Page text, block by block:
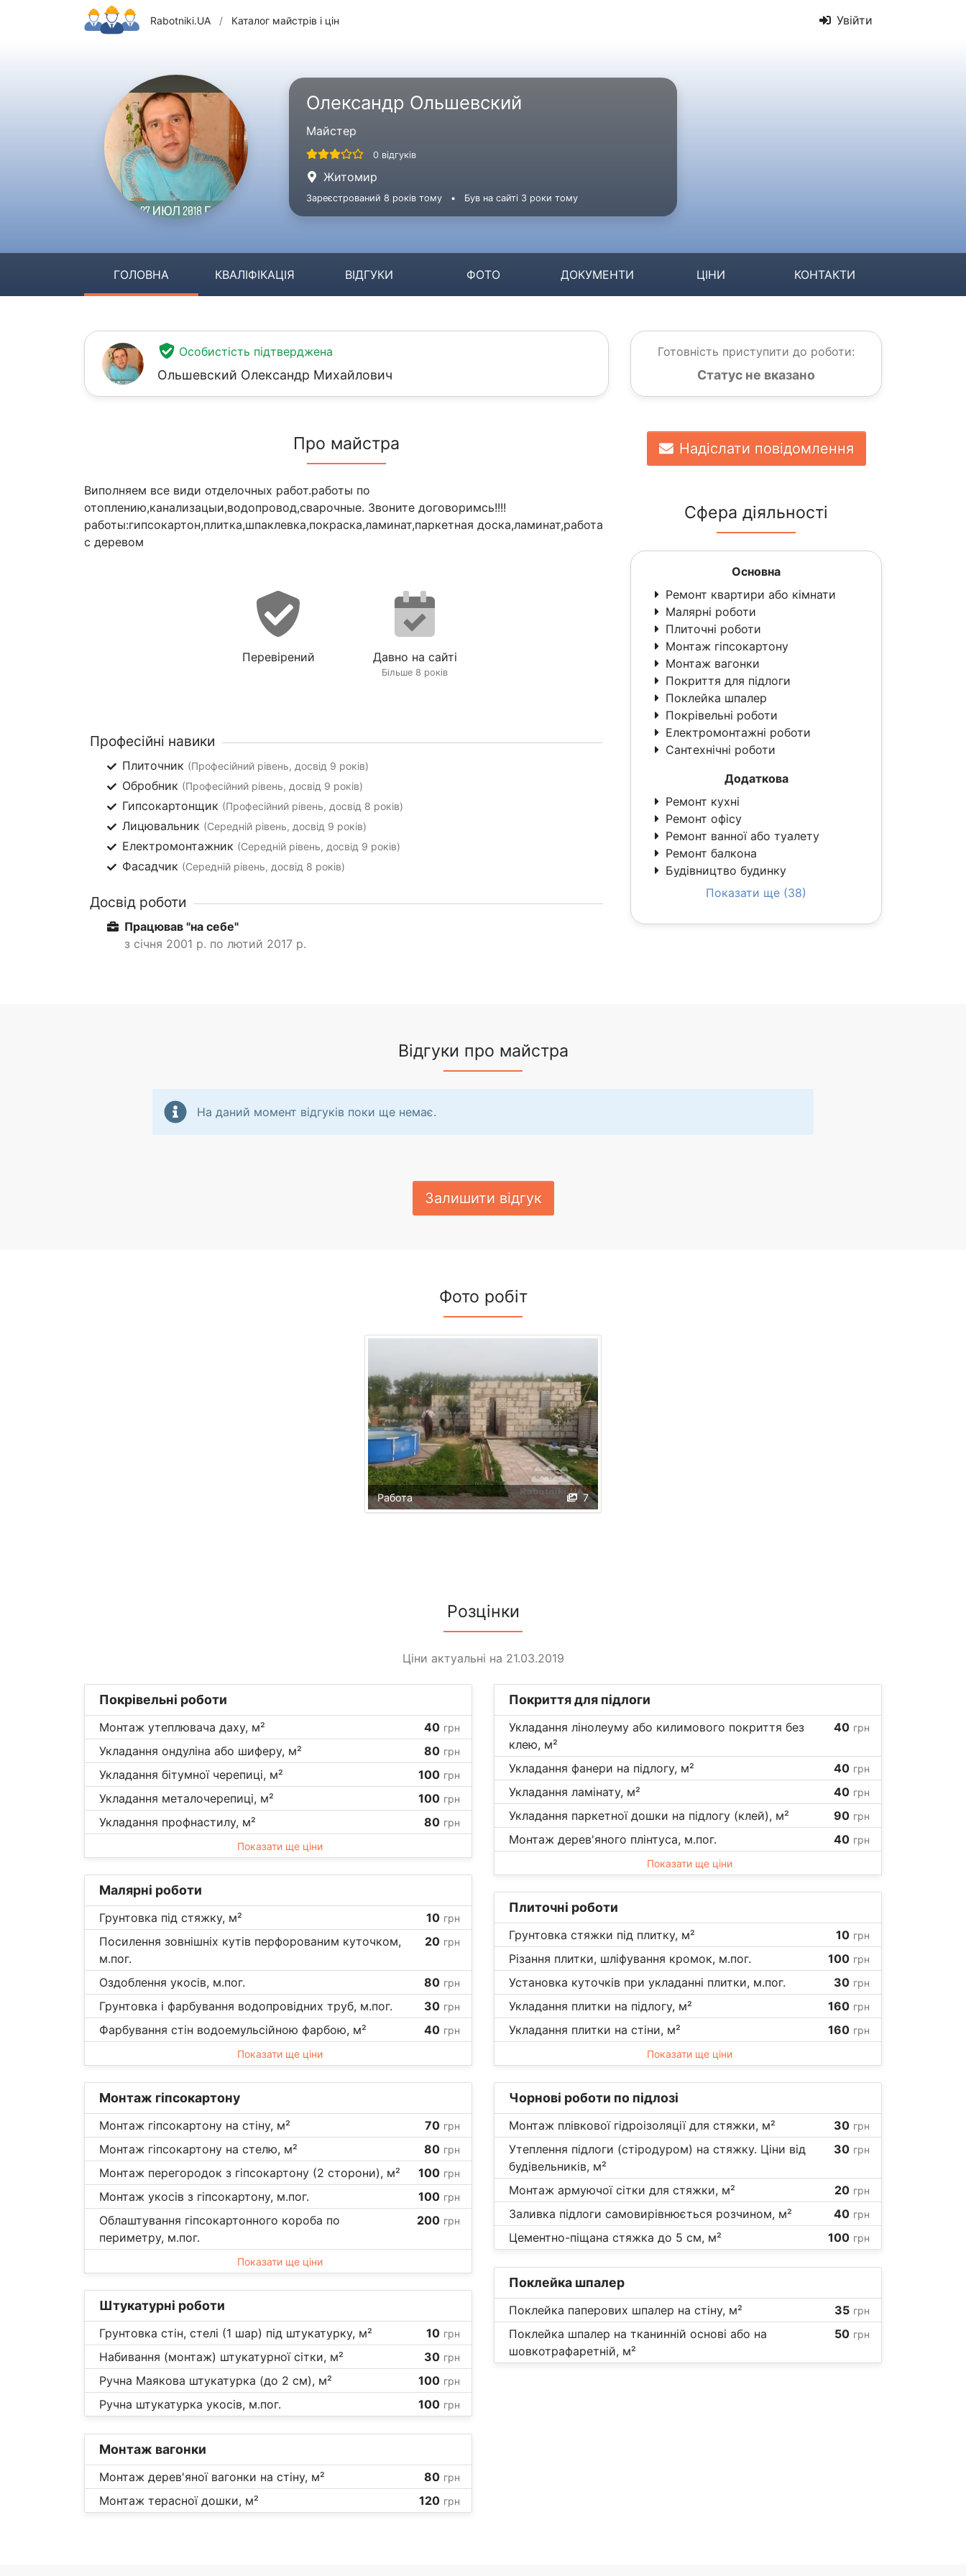
Rabotniki.UA / Каталог майстрів і цін Увійти
Олександр Ольшевский
Майстер
0 відгуків
Житомир
Зареєстрований 8 років тому • Був на сайті 3 роки тому
ГОЛОВНА КВАЛІФІКАЦІЯ ВІДГУКИ ФОТО ДОКУМЕНТИ ЦІНИ КОНТАКТИ
Особистість підтверджена
Ольшевский Олександр Михайлович
Про майстра
Виполняем все види отделочных работ.работы по
отоплению,канализацыи,водопровод,сварочные. Звоните договоримсь!!!!
работы:гипсокартон,плитка,шпаклевка,покраска,ламинат,паркетная доска,ламинат,работа
с деревом
Перевірений Давно на сайті
Більше 8 років
Професійні навики
Плиточник (Професійний рівень, досвід 9 років)
Обробник (Професійний рівень, досвід 9 років)
Гипсокартонщик (Професійний рівень, досвід 8 років)
Лицювальник (Середній рівень, досвід 9 років)
Електромонтажник (Середній рівень, досвід 9 років)
Фасадчик (Середній рівень, досвід 8 років)
Досвід роботи
Працював "на себе"
з січня 2001 р. по лютий 2017 р.
Готовність приступити до роботи:
Статус не вказано
Надіслати повідомлення
Сфера діяльності
Основна
Ремонт квартири або кімнати
Малярні роботи
Плиточні роботи
Монтаж гіпсокартону
Монтаж вагонки
Покриття для підлоги
Поклейка шпалер
Покрівельні роботи
Електромонтажні роботи
Сантехнічні роботи
Додаткова
Ремонт кухні
Ремонт офісу
Ремонт ванної або туалету
Ремонт балкона
Будівництво будинку
Показати ще (38)
Відгуки про майстра
На даний момент відгуків поки ще немає.
Залишити відгук
Фото робіт
7
Работа
Розцінки
Ціни актуальні на 21.03.2019
Покрівельні роботи
Монтаж утеплювача даху, м² 40 грн
Укладання ондуліна або шиферу, м² 80 грн
Укладання бітумної черепиці, м² 100 грн
Укладання металочерепиці, м² 100 грн
Укладання профнастилу, м² 80 грн
Показати ще ціни
Малярні роботи
Грунтовка під стяжку, м² 10 грн
Посилення зовнішніх кутів перфорованим куточком,
м.пог.
20 грн
Оздоблення укосів, м.пог. 80 грн
Грунтовка і фарбування водопровідних труб, м.пог. 30 грн
Фарбування стін водоемульсійною фарбою, м² 40 грн
Показати ще ціни
Монтаж гіпсокартону
Монтаж гіпсокартону на стіну, м² 70 грн
Монтаж гіпсокартону на стелю, м² 80 грн
Монтаж перегородок з гіпсокартону (2 сторони), м² 100 грн
Монтаж укосів з гіпсокартону, м.пог. 100 грн
Облаштування гіпсокартонного короба по
периметру, м.пог.
200 грн
Показати ще ціни
Штукатурні роботи
Грунтовка стін, стелі (1 шар) під штукатурку, м² 10 грн
Набивання (монтаж) штукатурної сітки, м² 30 грн
Ручна Маякова штукатурка (до 2 см), м² 100 грн
Ручна штукатурка укосів, м.пог. 100 грн
Монтаж вагонки
Монтаж дерев'яної вагонки на стіну, м² 80 грн
Монтаж терасної дошки, м² 120 грн
Покриття для підлоги
Укладання лінолеуму або килимового покриття без
клею, м²
40 грн
Укладання фанери на підлогу, м² 40 грн
Укладання ламінату, м² 40 грн
Укладання паркетної дошки на підлогу (клей), м² 90 грн
Монтаж дерев'яного плінтуса, м.пог. 40 грн
Показати ще ціни
Плиточні роботи
Грунтовка стяжки під плитку, м² 10 грн
Різання плитки, шліфування кромок, м.пог. 100 грн
Установка куточків при укладанні плитки, м.пог. 30 грн
Укладання плитки на підлогу, м² 160 грн
Укладання плитки на стіни, м² 160 грн
Показати ще ціни
Чорнові роботи по підлозі
Монтаж плівкової гідроізоляції для стяжки, м² 30 грн
Утеплення підлоги (стіродуром) на стяжку. Ціни від
будівельників, м²
30 грн
Монтаж армуючої сітки для стяжки, м² 20 грн
Заливка підлоги самовирівнюється розчином, м² 40 грн
Цементно-піщана стяжка до 5 см, м² 100 грн
Поклейка шпалер
Поклейка паперових шпалер на стіну, м² 35 грн
Поклейка шпалер на тканинній основі або на
шовкотрафаретній, м²
50 грн